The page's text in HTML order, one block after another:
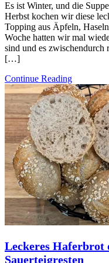
Es ist Winter, und die
Herbst kochen wir diese
Topping aus Äpfeln,
Woche hatten wir mal
sind und es
[…]
Continue Reading
Leckeres
Sauerteigresten